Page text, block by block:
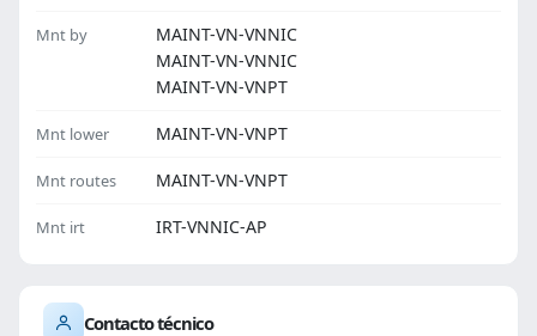
Mnt by
MAINT-VN-VNNIC
MAINT-VN-VNNIC
MAINT-VN-VNPT
Mnt lower MAINT-VN-VNPT
Mnt routes MAINT-VN-VNPT
Mnt irt IRT-VNNIC-AP
Contacto técnico